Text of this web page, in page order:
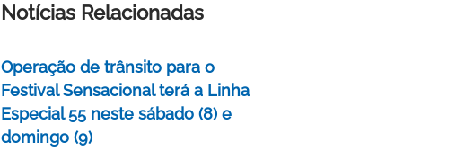
Notícias Relacionadas
Operação de trânsito para o
Festival Sensacional terá a Linha
Especial 55 neste sábado (8) e
domingo (9)